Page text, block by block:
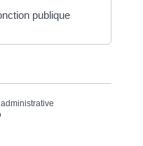
publique